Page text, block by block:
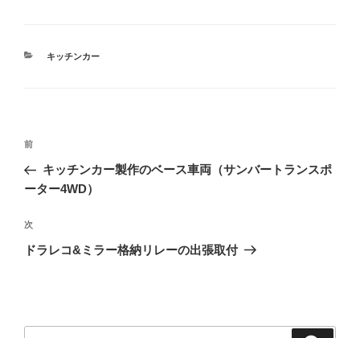
カ
キッチンカー
投
ナ
ゲ
ー
前
の
前
キッチンカー製作のベース車両（サンバートランスポ
ーター4WD）
次
の
次
ドラレコ&ミラー格納リレーの出張取付